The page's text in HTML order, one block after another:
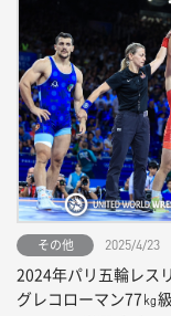
その他 2025/4/23
2024年パリ五輪レス
グレコローマン77㎏